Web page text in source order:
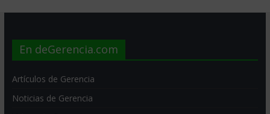
En deGerencia.com
Artículos de Gerencia
Noticias de Gerencia